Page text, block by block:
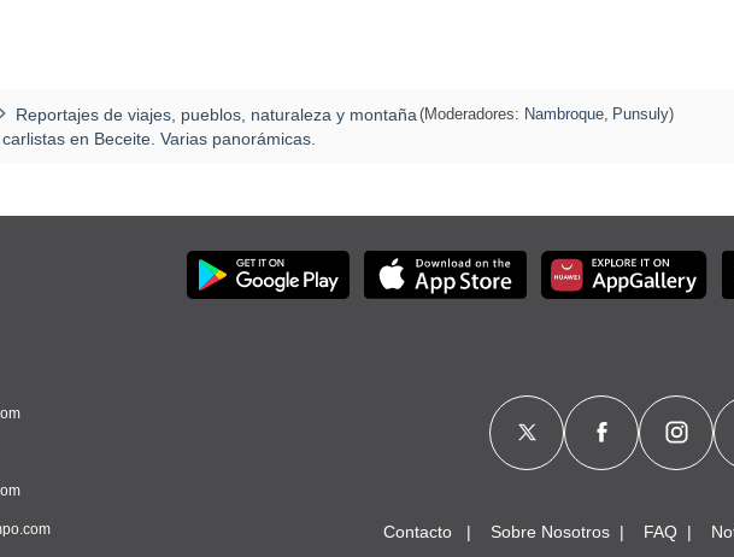
Reportajes de viajes, pueblos, naturaleza y montaña (Moderadores: Nambroque, Punsuly)
en Beceite. Varias panorámicas.
Contacto Sobre Nosotros FAQ